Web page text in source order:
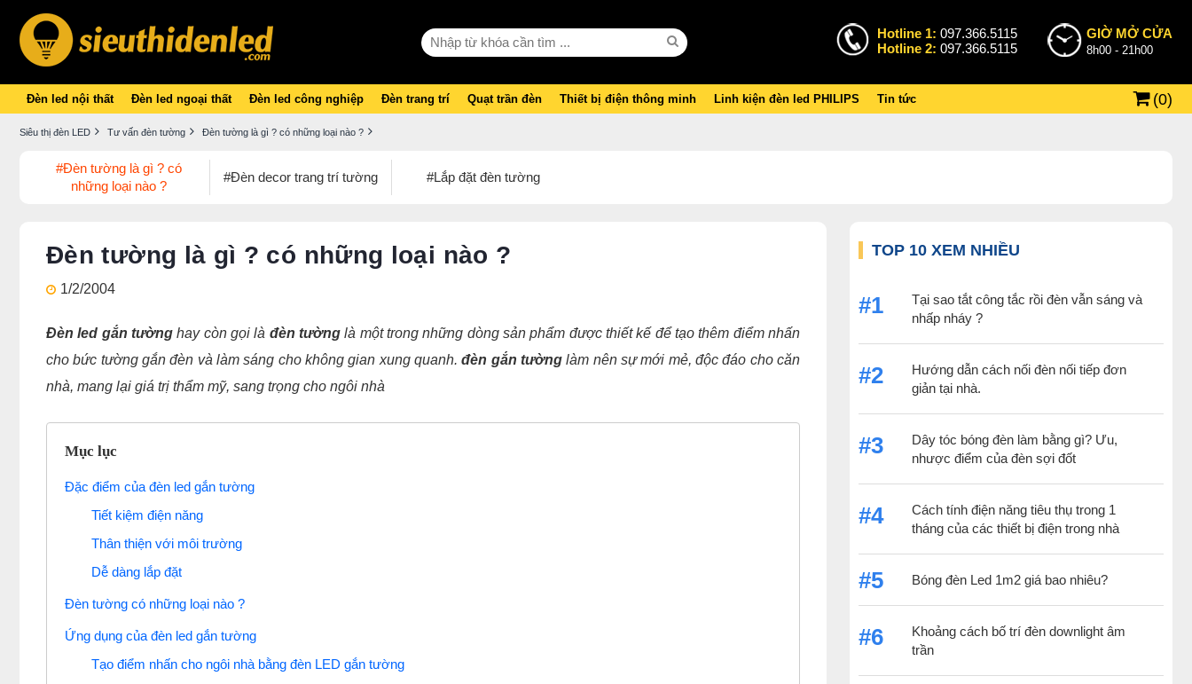
Hotline 1: 097.366.5115
Hotline 2: 097.366.5115
GIỜ MỞ CỬA
8h00 - 21h00
Đèn led nội thất Đèn led ngoại thất Đèn led công nghiệp Đèn trang trí Quạt trần đèn Thiết bị điện thông minh Linh kiện đèn led PHILIPS Tin tức (0)
Siêu thị đèn LED Tư vấn đèn tường Đèn tường là gì ? có những loại nào ?
#Đèn tường là gì ? có
những loại nào ?
#Đèn decor trang trí tường #Lắp đặt đèn tường
Đèn tường là gì ? có những loại nào ?
1/2/2004
Đèn led gắn tườnghay còn gọi là đèn tường là một trong những dòng sản phẩm được thiết kế để tạo thêm điểm nhấn
cho bức tường gắn đèn và làm sáng cho không gian xung quanh.đèn gắn tườnglàm nên sự mới mẻ, độc đáo cho căn
nhà, mang lại giá trị thẩm mỹ, sang trọng cho ngôi nhà
Mục lục
Đặc điểm của đèn led gắn tường
Tiết kiệm điện năng
Thân thiện với môi trường
Dễ dàng lắp đặt
Đèn tường có những loại nào ?
Ứng dụng của đèn led gắn tường
Tạo điểm nhấn cho ngôi nhà bằng đèn LED gắn tường
TOP 10 XEM NHIỀU
#1
Tại sao tắt công tắc rồi đèn vẫn sáng và
nhấp nháy ?
#2
Hướng dẫn cách nối đèn nối tiếp đơn
giản tại nhà.
#3
Dây tóc bóng đèn làm bằng gì? Ưu,
nhược điểm của đèn sợi đốt
#4
Cách tính điện năng tiêu thụ trong 1
tháng của các thiết bị điện trong nhà
#5 Bóng đèn Led 1m2 giá bao nhiêu?
#6
Khoảng cách bố trí đèn downlight âm
trần